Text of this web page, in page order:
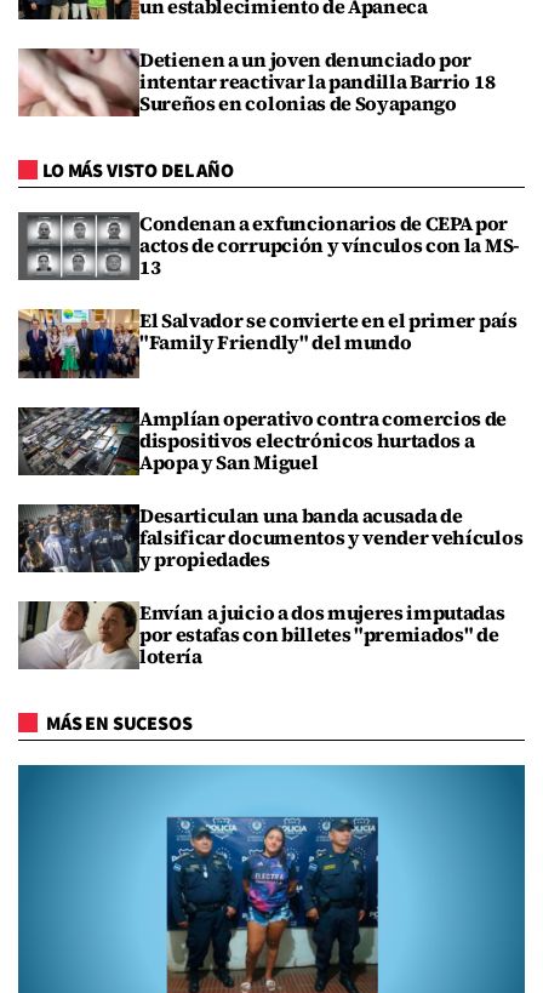
un establecimiento de Apaneca
Detienen a un joven denunciado por
intentar reactivar la pandilla Barrio 18
Sureños en colonias de Soyapango
LO MÁS VISTO DEL AÑO
Condenan a exfuncionarios de CEPA por
actos de corrupción y vínculos con la MS-
13
El Salvador se convierte en el primer país
"Family Friendly" del mundo
Amplían operativo contra comercios de
dispositivos electrónicos hurtados a
Apopa y San Miguel
Desarticulan una banda acusada de
falsificar documentos y vender vehículos
y propiedades
Envían a juicio a dos mujeres imputadas
por estafas con billetes "premiados" de
lotería
MÁS EN SUCESOS